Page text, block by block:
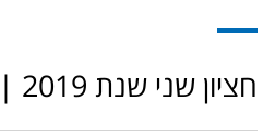
חציון שני שנת 2019 | גיליון מספר 44